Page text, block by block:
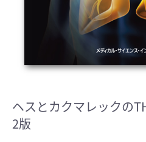
ヘスとカクマレックの
2版